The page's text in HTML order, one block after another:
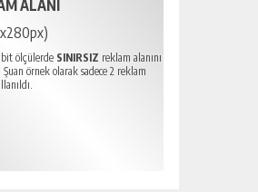
ALANI
ölçülerde SINIRSIZ reklam alanını
örnek olarak sadece 2 reklam